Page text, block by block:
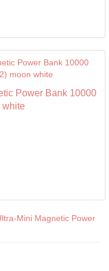
Power Bank 10000
white
Mini Magnetic Power